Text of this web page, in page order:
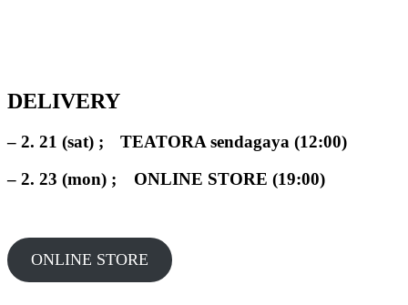
DELIVERY
– 2. 21 (sat) ; TEATORA sendagaya (12:00)
– 2. 23 (mon) ; ONLINE STORE (19:00)
ONLINE STORE